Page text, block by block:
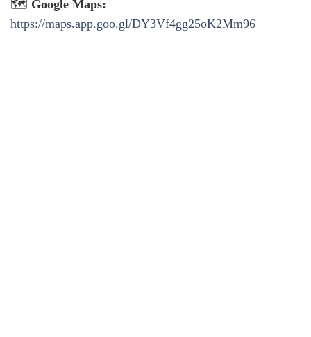
🗺️ Google Maps:
https://maps.app.goo.gl/DY3Vf4gg25oK2Mm96